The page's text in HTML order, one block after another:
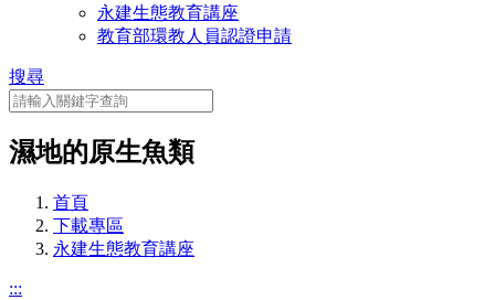
永建生態教育講座
教育部環教人員認證申請
搜尋
濕地的原生魚類
首頁
下載專區
永建生態教育講座
:::